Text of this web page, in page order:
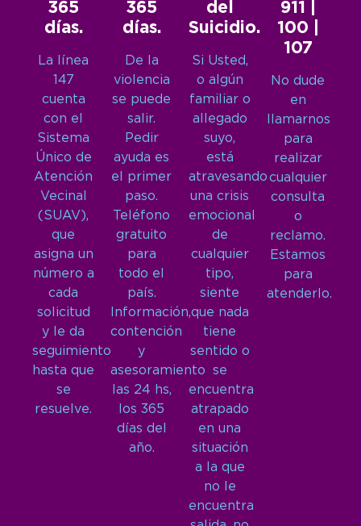
365
días.
La línea
147
cuenta
con el
Sistema
Único de
Atención
Vecinal
(SUAV),
que
asigna un
número a
cada
solicitud
y le da
seguimiento
hasta que
se
resuelve.
365
días.
De la
violencia
se puede
salir.
Pedir
ayuda es
el primer
paso.
Teléfono
gratuito
para
todo el
país.
Información,
contención
y
asesoramiento
las 24 hs,
los 365
días del
año.
del
Suicidio.
Si Usted,
o algún
familiar o
allegado
suyo,
está
atravesando
una crisis
emocional
de
cualquier
tipo,
siente
que nada
tiene
sentido o
se
encuentra
atrapado
en una
situación
a la que
no le
encuentra
911 |
100 |
107
No dude
en
llamarnos
para
realizar
cualquier
consulta
o
reclamo.
Estamos
para
atenderlo.